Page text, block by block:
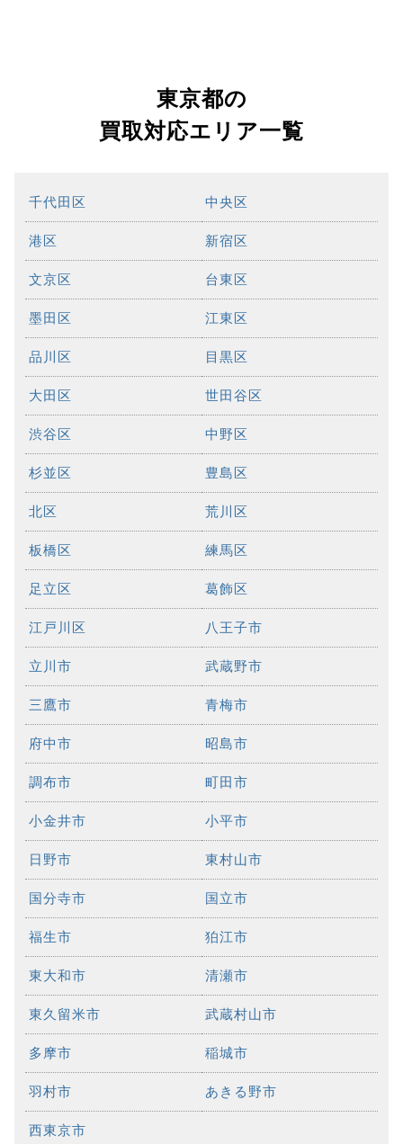
東京都の
買取対応エリア一覧
千代田区 中央区
港区 新宿区
文京区 台東区
墨田区 江東区
品川区 目黒区
大田区 世田谷区
渋谷区 中野区
杉並区 豊島区
北区 荒川区
板橋区 練馬区
足立区 葛飾区
江戸川区 八王子市
立川市 武蔵野市
三鷹市 青梅市
府中市 昭島市
調布市 町田市
小金井市 小平市
日野市 東村山市
国分寺市 国立市
福生市 狛江市
東大和市 清瀬市
東久留米市 武蔵村山市
多摩市 稲城市
羽村市 あきる野市
西東京市